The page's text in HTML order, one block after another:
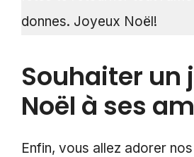
donnes. Joyeux Noël!
Souhaiter un
Noël à ses
Enfin, vous allez adorer nos